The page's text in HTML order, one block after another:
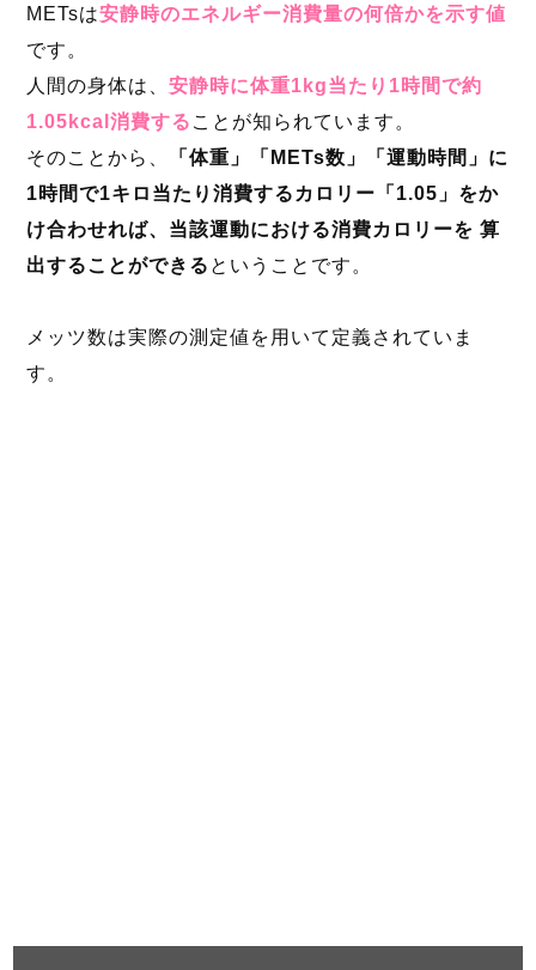
METsは安静時のエネルギー消費量の何倍かを示す値
です。
人間の身体は、 安静時に体重1kg当たり1時間で約
1.05kcal消費する ことが知られています。
そのことから、
「体重」「METs数」「運動時間」に
1時間で1キロ当たり消費するカロリー「1.05」をか
け合わせれば、当該運動における消費カロリーを 算
出することができる ということです。
メッツ数は実際の測定値を用いて定義されていま
す。